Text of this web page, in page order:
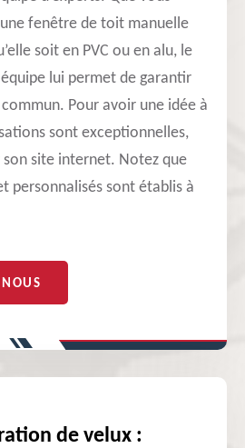
fenêtre de toit manuelle
soit en PVC ou en alu, le
lui permet de garantir
Pour avoir une idée à
sont exceptionnelles,
site internet. Notez que
personnalisés sont établis à
de velux :